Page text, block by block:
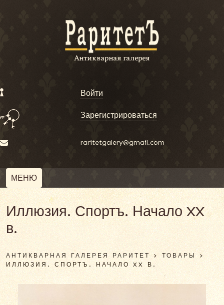
Войти
Зарегистрироваться
raritetgalery@gmail.com
МЕНЮ
Иллюзия. Спортъ. Начало XX
в.
АНТИКВАРНАЯ ГАЛЕРЕЯ РАРИТЕТ > ТОВАРЫ >
ИЛЛЮЗИЯ. СПОРТЪ. НАЧАЛО XX В.